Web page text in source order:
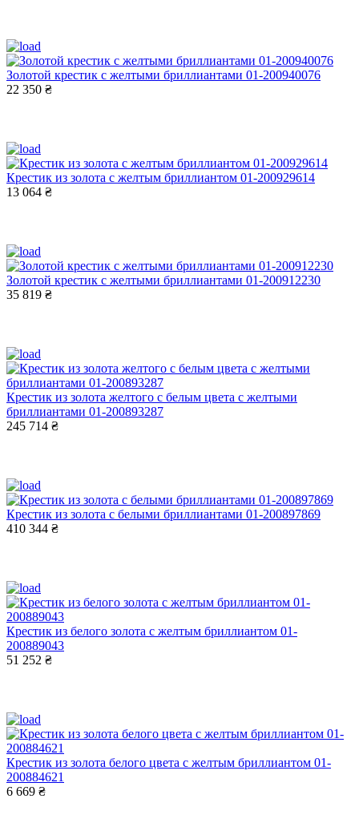
Золотой крестик с желтыми бриллиантами 01-200940076
22 350 ₴
Крестик из золота с желтым бриллиантом 01-200929614
13 064 ₴
Золотой крестик с желтыми бриллиантами 01-200912230
35 819 ₴
Крестик из золота желтого с белым цвета с желтыми
бриллиантами 01-200893287
245 714 ₴
Крестик из золота с белыми бриллиантами 01-200897869
410 344 ₴
Крестик из белого золота с желтым бриллиантом 01-
200889043
51 252 ₴
Крестик из золота белого цвета с желтым бриллиантом 01-
200884621
6 669 ₴